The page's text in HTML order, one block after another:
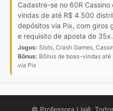
Cadastre-se no 60R
vindas de até R$ 4.500
depósitos via Pix, com giros
e requisito de aposta de 35x.
Jogos: Slots, Crash Games,
Bônus: Bônus de boas-vindas
via Pix